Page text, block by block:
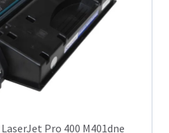
Pro 400 M401dne